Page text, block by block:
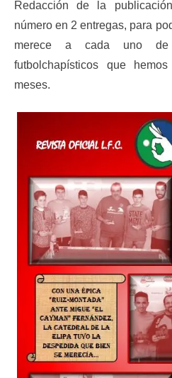
Redacción de la
número en 2 entregas, para
merece a cada uno de
futbolchapísticos que
meses.